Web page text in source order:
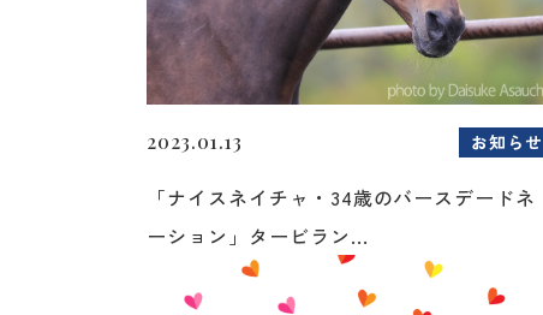
2023.01.13 お知らせ
「ナイスネイチャ・34歳のバースデードネ
ーション」タービラン...